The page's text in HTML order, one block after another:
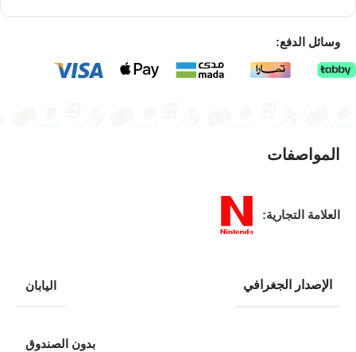
وسائل الدفع:
المواصفات
العلامة التجارية:
الإصدار الجغرافي اليابان
بدون الصندوق